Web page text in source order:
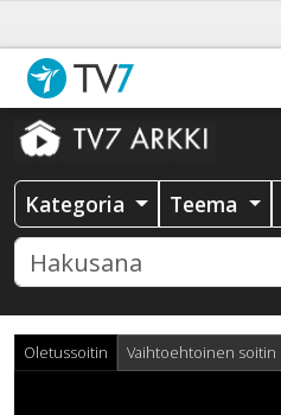
Kategoria Teema
Oletussoitin Vaihtoehtoinen soitin